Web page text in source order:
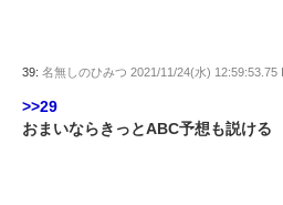
39: 名無しのひみつ 2021/11/24(水) 12:59:53.75
>>29
おまいならきっとABC予想も説ける